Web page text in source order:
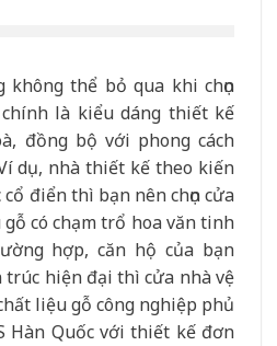
không thể bỏ qua khi chọn
là kiểu dáng thiết kế
đồng bộ với phong cách
dụ, nhà thiết kế theo kiến
điển thì bạn nên chọn cửa
có chạm trổ hoa văn tinh
hợp, căn hộ của bạn
hiện đại thì cửa nhà vệ
liệu gỗ công nghiệp phủ
Hàn Quốc với thiết kế đơn